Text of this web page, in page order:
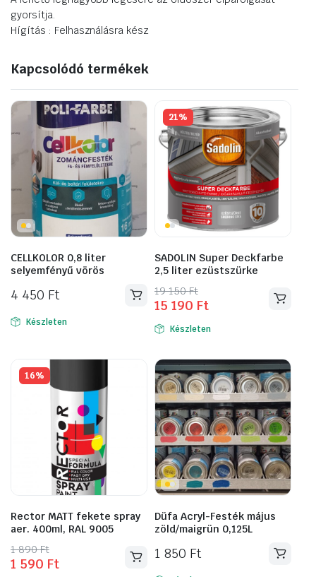
gyorsítja.
Hígítás : Felhasználásra kész
Kapcsolódó termékek
CELLKOLOR 0,8 liter
selyemfényű vörös
4 450 Ft
Készleten
21%
SADOLIN Super Deckfarbe
2,5 liter ezüstszürke
19 150Ft
Original
price
was:
150 Ft.
15 190 Ft
Current
price
is:
190 Ft.
Készleten
16%
Rector MATT fekete spray
aer. 400ml, RAL 9005
1 890Ft
Original
price
1 590 Ft
Current
price
Düfa Acryl-Festék május
zöld/maigrün 0,125L
1 850 Ft